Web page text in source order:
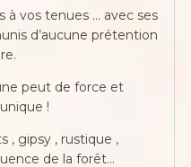
à vos tenues … avec ses
d’aucune prétention
peut de force et
!
, gipsy , rustique ,
de la forêt…